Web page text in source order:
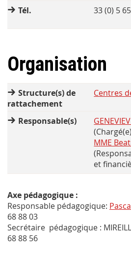
Tél.
33 (0) 5
Organisation
Structure(s) de
rattachement
Centres
Responsable(s)
MME
et
Axe pédagogique :
Responsable pédagogique:
68 88 03
Secrétaire pédagogique :
68 88 56